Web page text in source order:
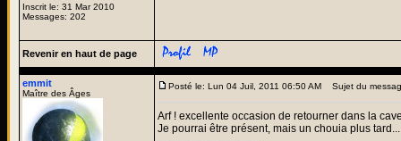
Inscrit le: 31 Mar 2010
Messages: 202
Revenir en haut de page
emmit
Maître des Âges
Posté le: Lun 04 Juil, 2011 06:50 AM Sujet du
Arf ! excellente occasion de retourner dans la
Je pourrai être présent, mais un chouia plus tard...